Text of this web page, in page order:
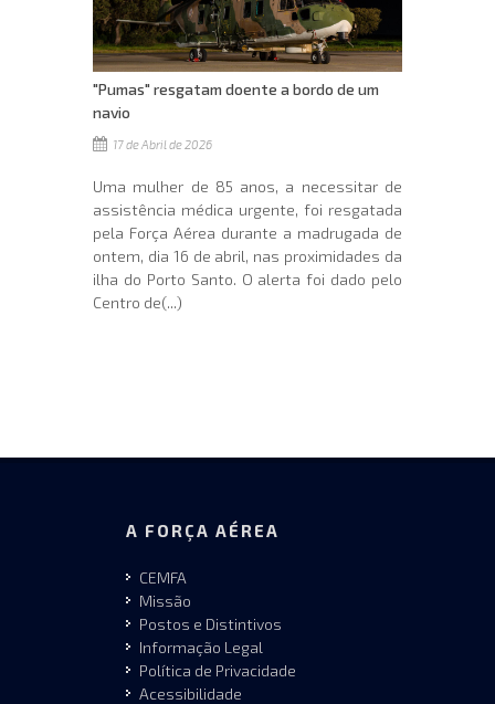
"Pumas" resgatam doente a bordo de um
navio
17 de Abril de 2026
Uma mulher de 85 anos, a necessitar de
assistência médica urgente, foi resgatada
pela Força Aérea durante a madrugada de
ontem, dia 16 de abril, nas proximidades da
ilha do Porto Santo. O alerta foi dado pelo
Centro de(...)
A FORÇA AÉREA
CEMFA
Missão
Postos e Distintivos
Informação Legal
Política de Privacidade
Acessibilidade